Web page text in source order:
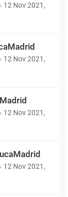
12 Nov 2021,
12 Nov 2021,
12 Nov 2021,
12 Nov 2021,